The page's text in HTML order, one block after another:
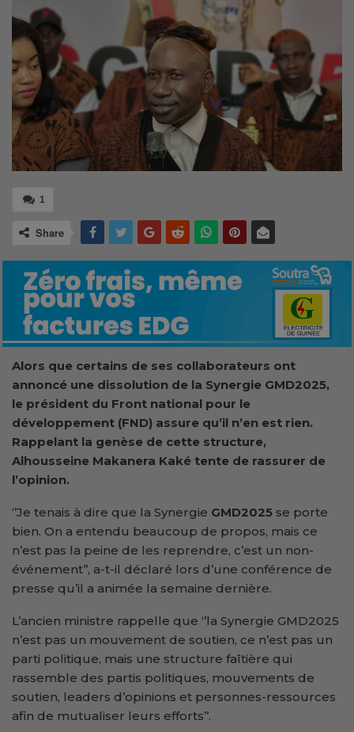
1
Share
Alors que certains de ses collaborateurs ont
annoncé une dissolution de la Synergie GMD2025,
le président du Front national pour le
développement (FND) assure qu’il n’en est rien.
Rappelant la genèse de cette structure,
Alhousseine Makanera Kaké tente de rassurer de
l’opinion.
‘’Je tenais à dire que la Synergie GMD2025 se porte
bien. On a entendu beaucoup de propos, mais ce
n’est pas la peine de les reprendre, c’est un non-
événement’’, a-t-il déclaré lors d’une conférence de
presse qu’il a animée la semaine dernière.
L’ancien ministre rappelle que ‘’la Synergie GMD2025
n’est pas un mouvement de soutien, ce n’est pas un
parti politique, mais une structure faîtière qui
rassemble des partis politiques, mouvements de
soutien, leaders d’opinions et personnes-ressources
afin de mutualiser leurs efforts’’.